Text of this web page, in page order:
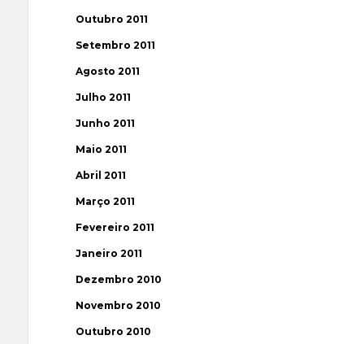
Outubro 2011
Setembro 2011
Agosto 2011
Julho 2011
Junho 2011
Maio 2011
Abril 2011
Março 2011
Fevereiro 2011
Janeiro 2011
Dezembro 2010
Novembro 2010
Outubro 2010